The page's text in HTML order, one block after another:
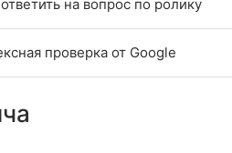
на вопрос по ролику
проверка от Google